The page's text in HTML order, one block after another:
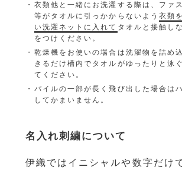
衣類他と一緒にお洗濯する際は、ファ
等がタオルに引っかからないよう衣類
い洗濯ネットに入れて タオルと接触し
をつけください。
乾燥機をお使いの場合は洗濯物を詰め
きるだけ槽内でタオルがゆったりと泳
てください。
パイルの一部が長く飛び出した場合は
してかまいません。
名入れ刺繍について
伊織ではイニシャルや数字だけ